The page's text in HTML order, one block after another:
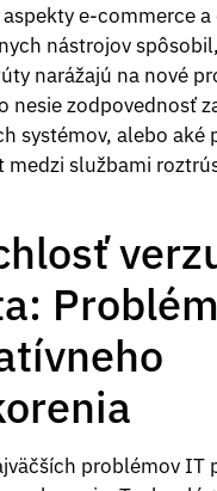
aspekty e-commerce
nástrojov
narážajú na nové
nesie zodpovednosť
systémov, alebo aké
medzi službami
Problém
problémov IT